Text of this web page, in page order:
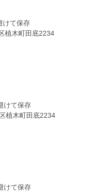
けて保存
植木町田底2234
けて保存
植木町田底2234
けて保存